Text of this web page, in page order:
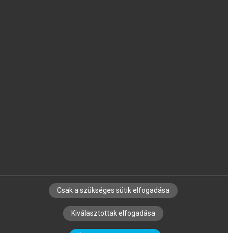
SZERZŐKNEK CÉGEKNEK KÖNYVTÁROSOKNAK
SZERKESZTÉSI ÉS LEKTORÁLÁSI ALAPELVEK
Csak a szükséges sütik elfogadása
Kiválasztottak elfogadása